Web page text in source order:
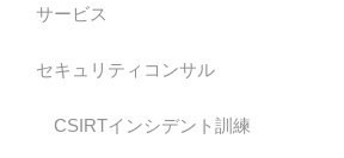
サービス
セキュリティコンサル
CSIRTインシデント訓練